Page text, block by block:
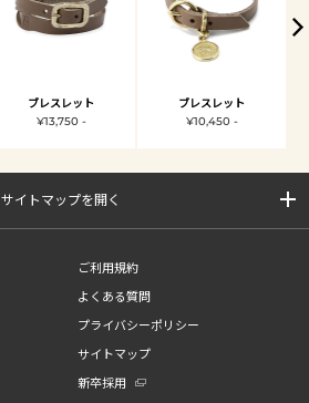
ブレスレット
¥13,750 -
ブレスレット
¥10,450 -
サイトマップを開く
ご利用規約
よくある質問
プライバシーポリシー
サイトマップ
新卒採用